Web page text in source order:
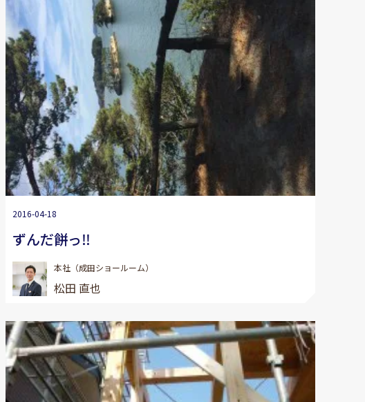
2016-04-18
ずんだ餅っ‼
本社（成田ショールーム）
松田 直也